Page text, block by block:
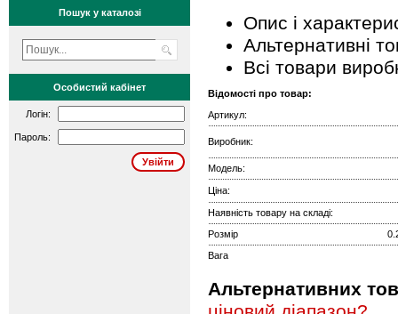
Пошук у каталозі
Особистий кабінет
Логін:
Пароль:
Опис і
Альтернативні
Всі товари
Відомості про товар:
Артикул:
Виробник:
Модель:
Ціна:
Наявність товару на складі:
Розмір
Вага
Альтернативних